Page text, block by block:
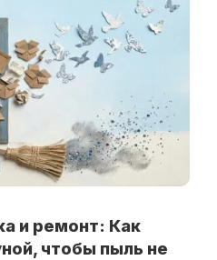
и ремонт: Как
чтобы пыль не